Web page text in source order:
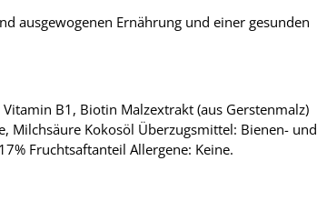
ausgewogenen Ernährung und einer gesunden
B1, Biotin Malzextrakt (aus Gerstenmalz)
Milchsäure Kokosöl Überzugsmittel: Bienen- und
Fruchtsaftanteil Allergene: Keine.